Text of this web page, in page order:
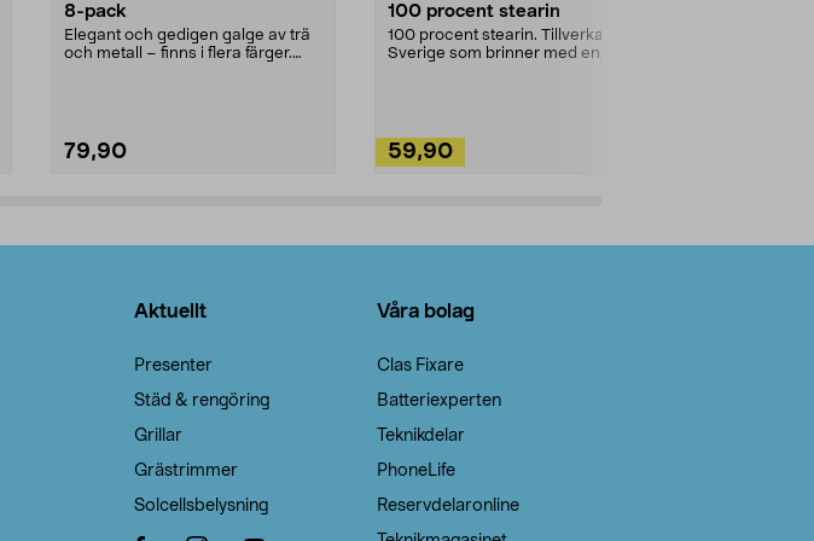
8-pack
Elegant och gedigen galge av trä
och metall – finns i flera färger.
79,90
100 procent stearin
100 procent stearin. Tillverkade i
Sverige som brinner med en
59,90
Aktuellt
Presenter
Städ & rengöring
Grillar
Grästrimmer
Solcellsbelysning
Våra bolag
Clas Fixare
Batteriexperten
Teknikdelar
PhoneLife
Reservdelaronline